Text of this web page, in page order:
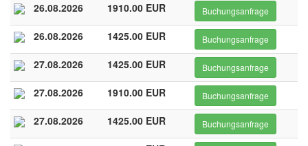
26.08.2026 1910.00 EUR Buchungsanfrage
26.08.2026 1425.00 EUR Buchungsanfrage
27.08.2026 1425.00 EUR Buchungsanfrage
27.08.2026 1910.00 EUR Buchungsanfrage
27.08.2026 1425.00 EUR Buchungsanfrage